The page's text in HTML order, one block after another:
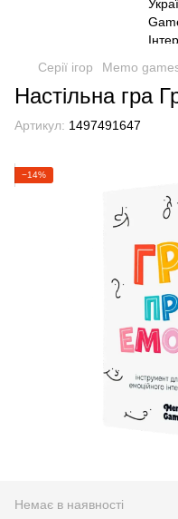
Серії ігор Memo
Настільна гра
Артикул: 1497491647
−14%
Немає в наявності